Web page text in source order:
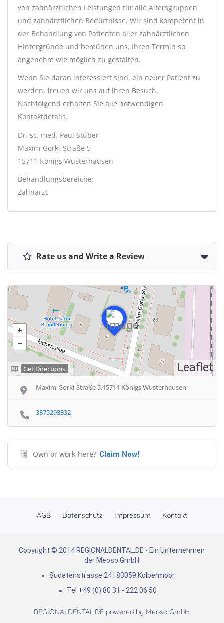
von zahnärztlichen Leistungen für alle Altersgruppen
und zahnärztlichen Bedürfnisse. Wir sind kompetent in
der Behandlung von Patienten aller zahnärztlichen
Hintergründe und bemühen uns, Ihren Termin so
angenehm wie möglich zu gestalten.
Wenn Sie daran interessiert sind, ein neuer Patient zu
werden, freuen wir uns auf ihren Besuch.
Nachfolgend erhalten Sie alle notwendigen
Kontaktdetails.
Dr. sc. med. Paul Stüber
Maxim-Gorki-Straße 5
15711 Königs Wusterhausen
Behandlungsbereiche:
Zahnarzt
Rate us and Write a Review
Leaflet
Get Directions
Maxim-Gorki-Straße 5,15711 Königs Wusterhausen
3375293332
Own or work here? Claim Now!
AGB Datenschutz Impressum Kontakt
Copyright © 2014 REGIONALDENTAL.DE - Ein Unternehmen
der Meoso GmbH
Sudetenstrasse 24 | 83059 Kolbermoor
Tel +49 (0) 80 31 - 222 06 50
REGIONALDENTAL.DE powered by Meoso GmbH